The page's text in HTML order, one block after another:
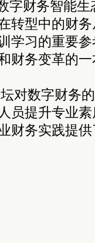
字财务智能
转型中的财
学习的重要
财务变革的
对数字财务
员提升专业
财务实践提